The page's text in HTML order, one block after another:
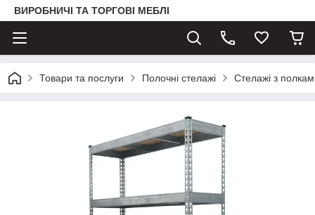
ВИРОБНИЧІ ТА ТОРГОВІ МЕБЛІ
Товари та послуги Полочні стелажі Стелажі з